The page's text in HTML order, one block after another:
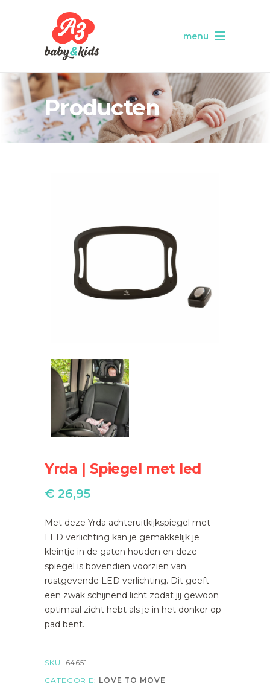
menu
Producten
Yrda | Spiegel met led
€ 26,95
Met deze Yrda achteruitkijkspiegel met
LED verlichting kan je gemakkelijk je
kleintje in de gaten houden en deze
spiegel is bovendien voorzien van
rustgevende LED verlichting. Dit geeft
een zwak schijnend licht zodat jij gewoon
optimaal zicht hebt als je in het donker op
pad bent.
SKU: 64651
CATEGORIE: LOVE TO MOVE